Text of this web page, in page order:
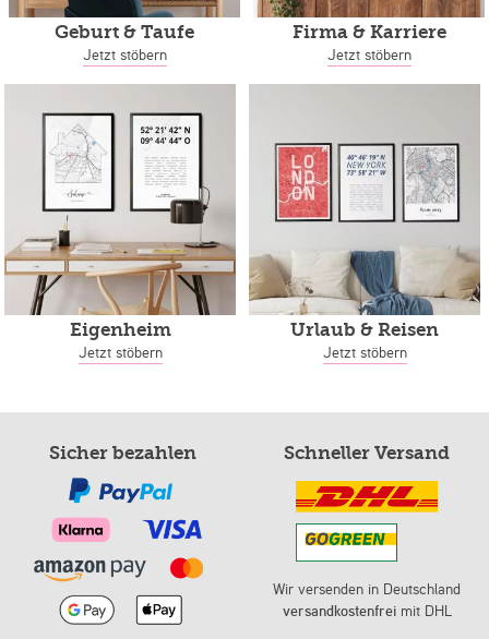
Geburt & Taufe
Jetzt stöbern
Firma & Karriere
Jetzt stöbern
Eigenheim
Jetzt stöbern
Urlaub & Reisen
Jetzt stöbern
Sicher bezahlen Schneller Versand
Wir versenden in Deutschland
versandkostenfreimit DHL